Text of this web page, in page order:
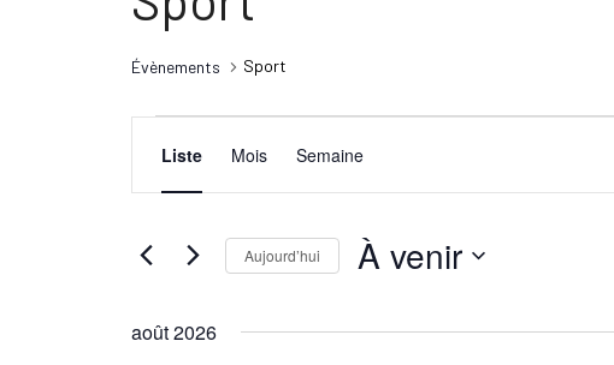
Évènements Sport
navigation
de
vues
Évènements
de
Liste Mois Semaine
Aujourd’hui À venir
août 2026